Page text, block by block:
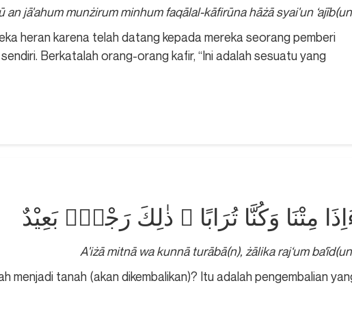
an jā'ahum munżirum minhum faqālal-kāfirūna hāżā syai'un
heran karena telah datang kepada mereka seorang pemberi
Berkatalah orang-orang kafir, “Ini adalah sesuatu yang
مِتْنَا وَكُنَّا تُرَابًا ۚ ذٰلِكَ رَجْعٌۢ بَعِيْدٌ
A'iżā mitnā wa kunnā turābā(n), żālika raj‘um
menjadi tanah (akan dikembalikan)? Itu adalah pengembalian